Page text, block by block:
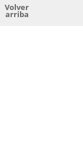
Volver
arriba